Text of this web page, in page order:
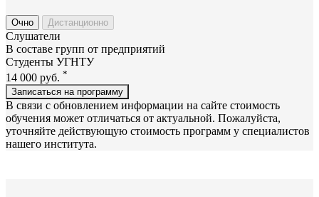
Очно Дистанционно
Слушатели
В составе групп от предприятий
Студенты УГНТУ
14 000 руб. *
Записаться на программу
В связи с обновлением информации на сайте стоимость
обучения может отличаться от актуальной. Пожалуйста,
уточняйте действующую стоимость программ у специалистов
нашего института.